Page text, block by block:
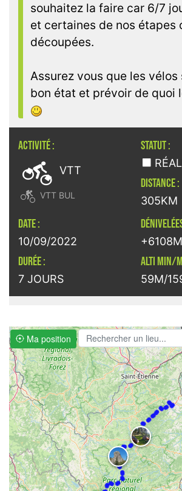
souhaitez la faire car 6/7
et certaines de nos étapes
découpées.
Assurez vous que les vélos
bon état et prévoir de quoi
ACTIVITÉ :
 VTT
 VTT BUL
STATUT :
DISTANCE :
305KM
DATE :
10/09/2022
DURÉE :
7 JOURS
ALTI MIN/
59M/
Ma position